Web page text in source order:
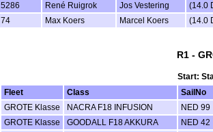
5286 René Ruigrok Jos Vestering (14.0
74 Max Koers Marcel Koers (14.0
R1 -
Start:
Fleet Class SailNo
GROTE Klasse NACRA F18 INFUSION NED 99
GROTE Klasse GOODALL F18 AKKURA NED 42